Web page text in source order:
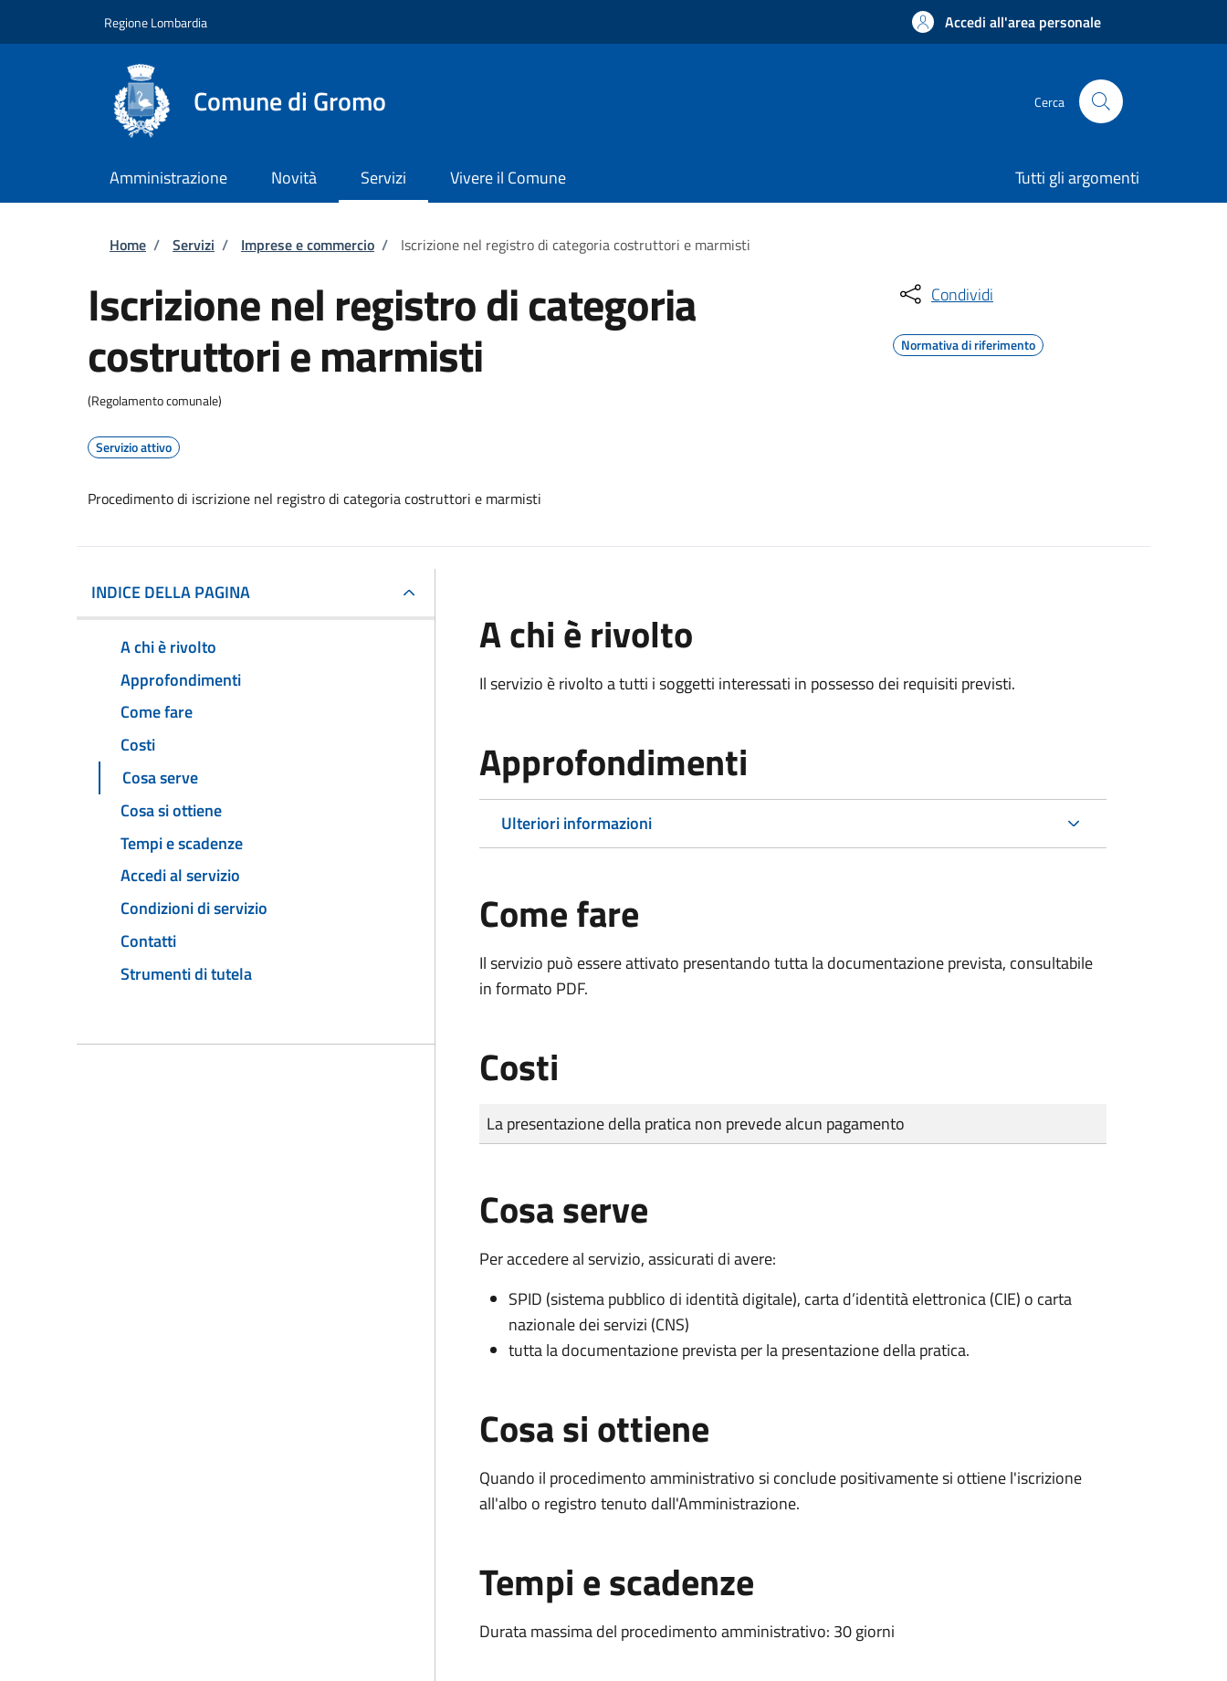
Regione Lombardia Accedi all'area personale
Comune di Gromo Cerca
Amministrazione Novità Servizi Vivere il Comune Tutti gli argomenti
Briciole di pane
Home / Servizi / Imprese e commercio / Iscrizione nel registro di categoria costruttori e marmisti
Iscrizione nel registro di categoria
costruttori e marmisti
(Regolamento comunale)
Servizio attivo
Procedimento di iscrizione nel registro di categoria costruttori e marmisti
Condividi
Normativa di riferimento
INDICE DELLA PAGINA
A chi è rivolto
Approfondimenti
Come fare
Costi
Cosa serve
Cosa si ottiene
Tempi e scadenze
Accedi al servizio
Condizioni di servizio
Contatti
Strumenti di tutela
A chi è rivolto
Il servizio è rivolto a tutti i soggetti interessati in possesso dei requisiti previsti.
Approfondimenti
Ulteriori informazioni
Come fare
Il servizio può essere attivato presentando tutta la documentazione prevista, consultabile
in formato PDF.
Costi
Tipo di pagamento
Importo
La presentazione della pratica non prevede alcun pagamento
Cosa serve
Per accedere al servizio, assicurati di avere:
SPID (sistema pubblico di identità digitale), carta d’identità elettronica (CIE) o carta
nazionale dei servizi (CNS)
tutta la documentazione prevista per la presentazione della pratica.
Cosa si ottiene
Quando il procedimento amministrativo si conclude positivamente si ottiene l'iscrizione
all'albo o registro tenuto dall'Amministrazione.
Tempi e scadenze
Durata massima del procedimento amministrativo: 30 giorni